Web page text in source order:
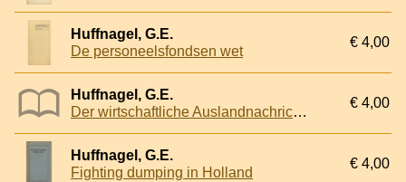
Huffnagel, G.E.
De personeelsfondsen wet
€ 4,00
Huffnagel, G.E.
Der wirtschaftliche Auslandnachrichtendienst in Holland. Heft 3.
€ 4,00
Huffnagel, G.E.
Fighting dumping in Holland
€ 4,00